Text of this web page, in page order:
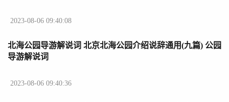
2023-08-06 09:40:08
北海公园导游解说词 北京北海公园介绍说辞通用(九篇) 公园
导游解说词
2023-08-06 09:40:36